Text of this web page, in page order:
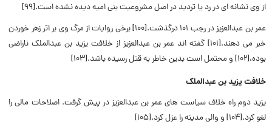
از وی نشانه ای در رد یا تردید در اصل مشروعیت بنی امیه دیده نشده است.[۹۹]
عمر بن عبدالعزیز در رجب ۱۰۱ درگذشت.[۱۰۰] برخی روایات از مرگ وی بر اثر زهر خوردن
خبر می دهند.[۱۰۱] گفته اند عمر بن عبدالعزیز از خلافت یزید بن عبدالملک ناراضی
بوده،[۱۰۲] و محتمل است بدین خاطر به قتل رسیده باشد.[۱۰۳]
خلافت یزید بن عبدالملک
یزید دوم راه خلاف سیاست های عمر بن عبدالعزیز در پیش گرفت. اصلاحات مالی را
لغو کرد.[۱۰۴] و والی مدینه را عزل کرد.[۱۰۵]